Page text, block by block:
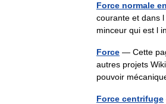
Force normale
courante et dans
minceur qui est l
Force — Cette
autres projets
pouvoir
Force centrifuge